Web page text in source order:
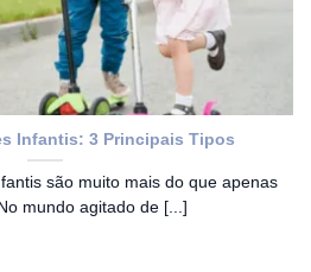
Infantis: 3 Principais Tipos
são muito mais do que apenas
mundo agitado de [...]